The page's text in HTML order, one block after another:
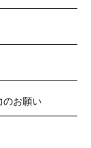
のお願い